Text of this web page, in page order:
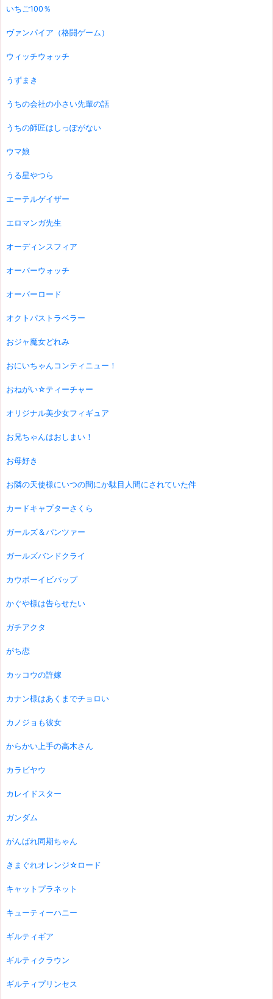
いちご100％
ヴァンパイア（格闘ゲーム）
ウィッチウォッチ
うずまき
うちの会社の小さい先輩の話
うちの師匠はしっぽがない
ウマ娘
うる星やつら
エーテルゲイザー
エロマンガ先生
オーディンスフィア
オーバーウォッチ
オーバーロード
オクトパストラベラー
おジャ魔女どれみ
おにいちゃんコンティニュー！
おねがい☆ティーチャー
オリジナル美少女フィギュア
お兄ちゃんはおしまい！
お母好き
お隣の天使様にいつの間にか駄目人間にされていた件
カードキャプターさくら
ガールズ＆パンツァー
ガールズバンドクライ
カウボーイビバップ
かぐや様は告らせたい
ガチアクタ
がち恋
カッコウの許嫁
カナン様はあくまでチョロい
カノジョも彼女
からかい上手の高木さん
カラビヤウ
カレイドスター
ガンダム
がんばれ同期ちゃん
きまぐれオレンジ☆ロード
キャットプラネット
キューティーハニー
ギルティギア
ギルティクラウン
ギルティプリンセス